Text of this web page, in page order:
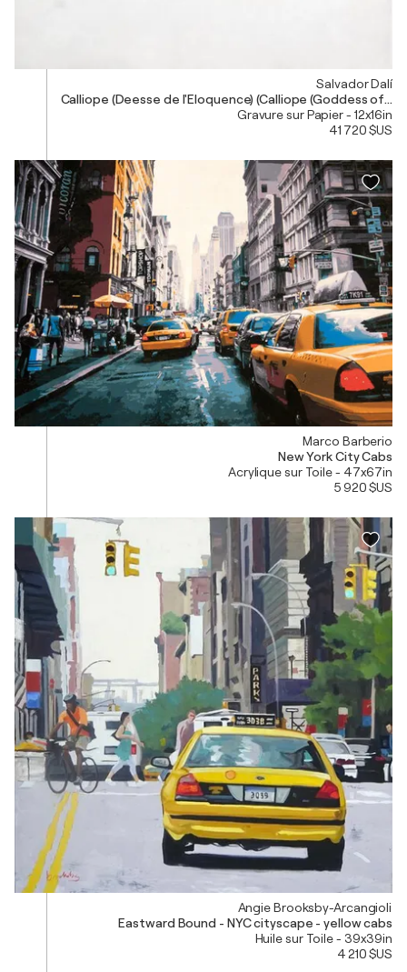
Salvador Dalí
Calliope (Deesse de l'Eloquence) (Calliope (Goddess of
Gravure sur Papier - 12x16in
41 720 $US
Marco Barberio
New York City Cabs
Acrylique sur Toile - 47x67in
5 920 $US
Angie Brooksby-Arcangioli
Eastward Bound - NYC cityscape - yellow cabs
Huile sur Toile - 39x39in
4 210 $US